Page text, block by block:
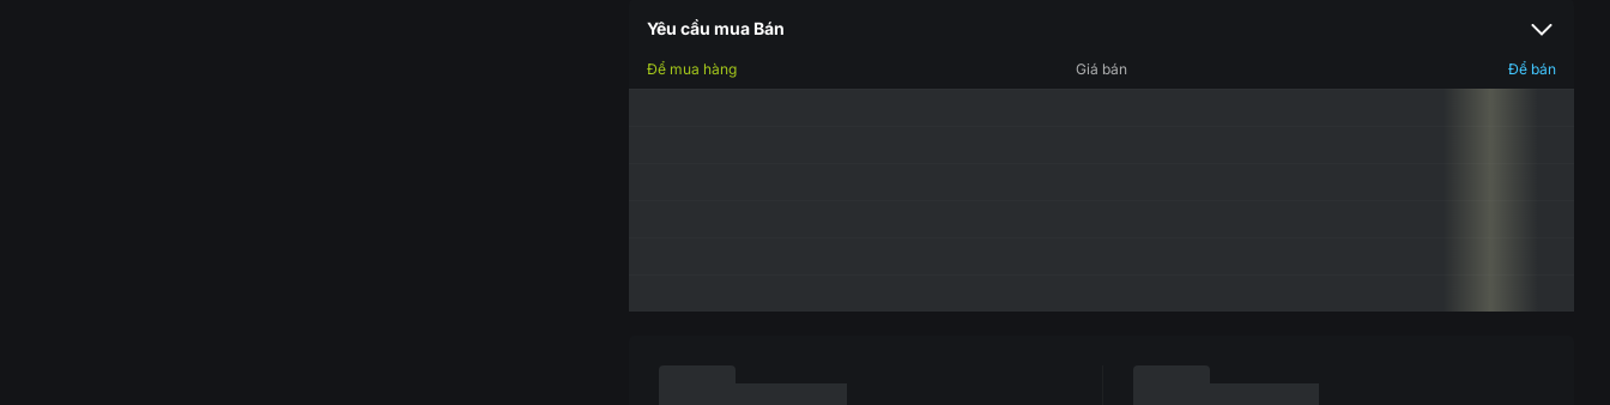
Yêu cầu mua Bán
Để mua hàng Giá bán Để bán